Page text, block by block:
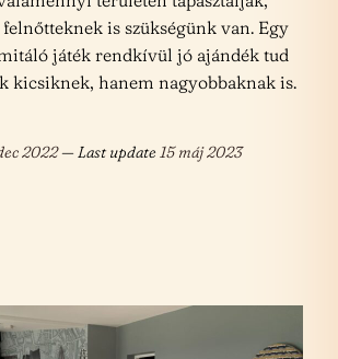
is szükségünk van. Egy
játék rendkívül jó ajándék tud
kicsiknek, hanem nagyobbaknak is.
2022— Last update15 máj 2023